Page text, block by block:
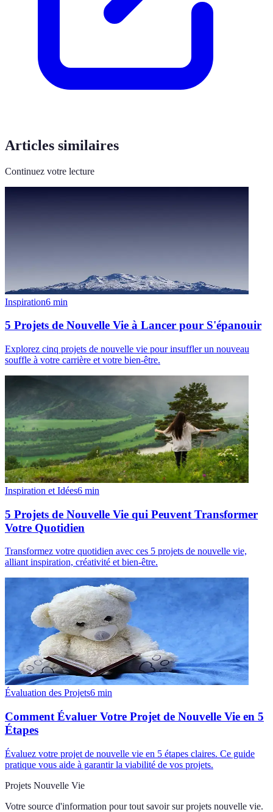
Articles similaires
Continuez votre lecture
Inspiration6 min
5 Projets de Nouvelle Vie à Lancer pour S'épanouir
Explorez cinq projets de nouvelle vie pour insuffler un nouveau
souffle à votre carrière et votre bien-être.
Inspiration et Idées6 min
5 Projets de Nouvelle Vie qui Peuvent Transformer
Votre Quotidien
Transformez votre quotidien avec ces 5 projets de nouvelle vie,
alliant inspiration, créativité et bien-être.
Évaluation des Projets6 min
Comment Évaluer Votre Projet de Nouvelle Vie en 5
Étapes
Évaluez votre projet de nouvelle vie en 5 étapes claires. Ce guide
pratique vous aide à garantir la viabilité de vos projets.
Projets Nouvelle Vie
Votre source d'information pour tout savoir sur projets nouvelle vie.